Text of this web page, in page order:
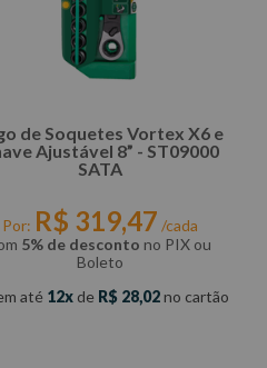
de Soquetes Vortex X6 e
Ajustável 8” - ST09000
SATA
Por: R$ 319,47 /cada
5% de desconto no PIX ou
Boleto
até 12 de R$ 28,02no cartão